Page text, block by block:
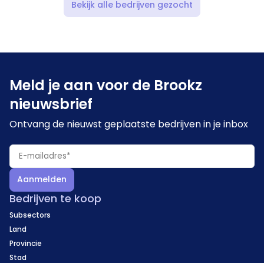
Bekijk alle bedrijven gezocht
Meld je aan voor de Brookz
nieuwsbrief
Ontvang de nieuwst geplaatste bedrijven in je inbox
Aanmelden
Bedrijven te koop
Subsectors
Land
Provincie
Stad